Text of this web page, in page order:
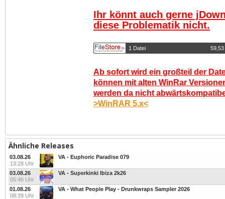
Ihr könnt auch gerne
diese Problematik nicht.
1 Datei 59,53
Ab sofort wird ein großteil der
können mit alten WinRar
werden da nicht
>WinRAR 5.x<
Ähnliche Releases
03.08.26
13:28 Uhr
VA - Euphoric Paradise 079
03.08.26
05:46 Uhr
VA - Superkinki Ibiza 2k26
01.08.26
08:39 Uhr
VA - What People Play - Drunkwraps Sampler 2026